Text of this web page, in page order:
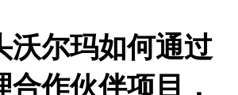
踪 参与
监控
沃尔玛如何通过
作伙伴项目，